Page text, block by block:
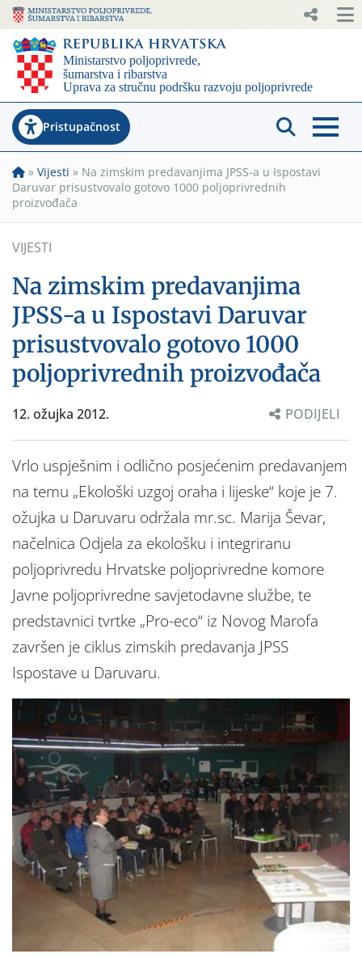
Pristupačnost
» Vijesti » Na zimskim predavanjima JPSS-a u Ispostavi
Daruvar prisustvovalo gotovo 1000 poljoprivrednih
proizvođača
VIJESTI
Na zimskim predavanjima
JPSS-a u Ispostavi Daruvar
prisustvovalo gotovo 1000
poljoprivrednih proizvođača
12. ožujka 2012. PODIJELI
Vrlo uspješnim i odlično posjećenim predavanjem
na temu „Ekološki uzgoj oraha i lijeske“ koje je 7.
ožujka u Daruvaru održala mr.sc. Marija Ševar,
načelnica Odjela za ekološku i integriranu
poljoprivredu Hrvatske poljoprivredne komore
Javne poljoprivredne savjetodavne službe, te
predstavnici tvrtke „Pro-eco“ iz Novog Marofa
završen je ciklus zimskih predavanja JPSS
Ispostave u Daruvaru.